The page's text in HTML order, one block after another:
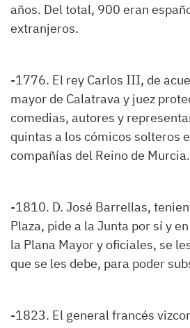
años. Del total, 900 eran
extranjeros.
-1776. El rey Carlos III, de
mayor de Calatrava y juez
comedias, autores y
quintas a los cómicos solteros
compañías del Reino de Murcia.
-1810. D. José Barrellas,
Plaza, pide a la Junta por sí y
la Plana Mayor y oficiales, se
que se les debe, para poder
-1823. El general francés